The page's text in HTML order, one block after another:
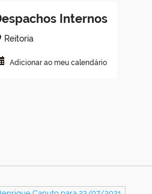
Internos
Reitoria
Adicionar ao meu calendário